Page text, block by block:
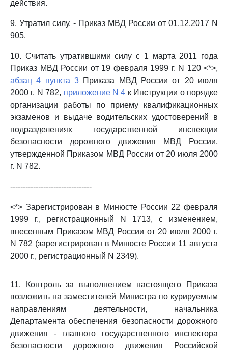
действия.
9. Утратил силу. - Приказ МВД России от 01.12.2017 N
905.
10. Считать утратившими силу с 1 марта 2011 года
Приказ МВД России от 19 февраля 1999 г. N 120 <*>,
абзац 4 пункта 3 Приказа МВД России от 20 июля
2000 г. N 782, приложение N 4 к Инструкции о порядке
организации работы по приему квалификационных
экзаменов и выдаче водительских удостоверений в
подразделениях государственной инспекции
безопасности дорожного движения МВД России,
утвержденной Приказом МВД России от 20 июля 2000
г. N 782.
--------------------------------
<*> Зарегистрирован в Минюсте России 22 февраля
1999 г., регистрационный N 1713, с изменением,
внесенным Приказом МВД России от 20 июля 2000 г.
N 782 (зарегистрирован в Минюсте России 11 августа
2000 г., регистрационный N 2349).
11. Контроль за выполнением настоящего Приказа
возложить на заместителей Министра по курируемым
направлениям деятельности, начальника
Департамента обеспечения безопасности дорожного
движения - главного государственного инспектора
безопасности дорожного движения Российской